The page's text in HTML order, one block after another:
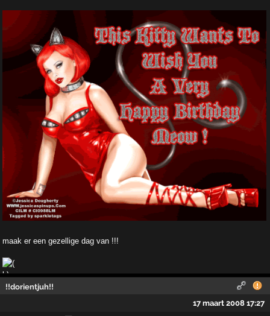
maak er een gezellige dag van !!!
!!dorientjuh!!
17 maart 2008 17:27